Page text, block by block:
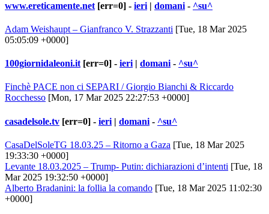
www.ereticamente.net [err=0] - ieri | domani - ^su^
Adam Weishaupt – Gianfranco V. Strazzanti [Tue, 18 Mar 2025
05:05:09 +0000]
100giornidaleoni.it [err=0] - ieri | domani - ^su^
Finchè PACE non ci SEPARI / Giorgio Bianchi & Riccardo
Rocchesso [Mon, 17 Mar 2025 22:27:53 +0000]
casadelsole.tv [err=0] - ieri | domani - ^su^
CasaDelSoleTG 18.03.25 – Ritorno a Gaza [Tue, 18 Mar 2025
19:33:30 +0000]
Levante 18.03.2025 – Trump- Putin: dichiarazioni d’intenti [Tue, 18
Mar 2025 19:32:50 +0000]
Alberto Bradanini: la follia la comando [Tue, 18 Mar 2025 11:02:30
+0000]